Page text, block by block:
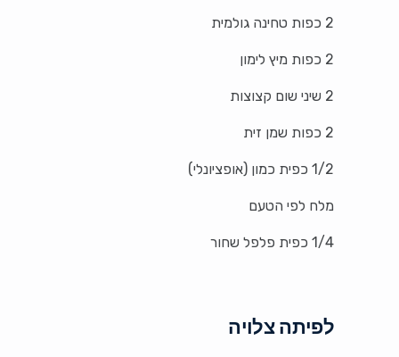
2 כפות טחינה גולמית
2 כפות מיץ לימון
2 שיני שום קצוצות
2 כפות שמן זית
1/2 כפית כמון (אופציונלי)
מלח לפי הטעם
1/4 כפית פלפל שחור
לפיתה צלויה